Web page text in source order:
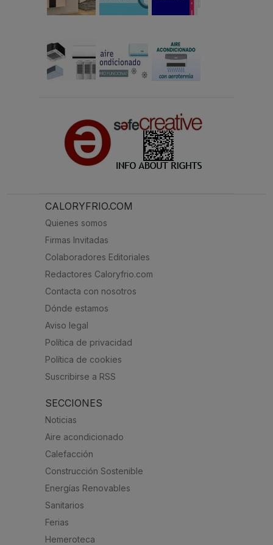
CALORYFRIO.COM
Quienes somos
Firmas Invitadas
Colaboradores Editoriales
Redactores Caloryfrio.com
Contacta con nosotros
Dónde estamos
Aviso legal
Política de privacidad
Política de cookies
Suscribirse a RSS
SECCIONES
Noticias
Aire acondicionado
Calefacción
Construcción Sostenible
Energías Renovables
Sanitarios
Ferias
Hemeroteca